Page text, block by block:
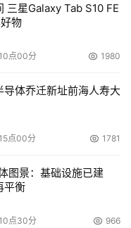
监控系统状态，辅助或
提供智能预警，切实保
地，拥有了丰富的AI应
加入为其带去了强劲的
能全面的云平台、定制
三星Galaxy Tab S10 FE
物
点00分 1980
导体乔迁新址前海人寿大
点00分 1781
图景：基础设施已建
平衡
点30分 966